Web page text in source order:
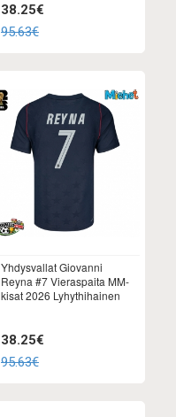
38.25€
95.63€
Yhdysvallat Giovanni
Reyna #7 Vieraspaita MM-
kisat 2026 Lyhythihainen
38.25€
95.63€